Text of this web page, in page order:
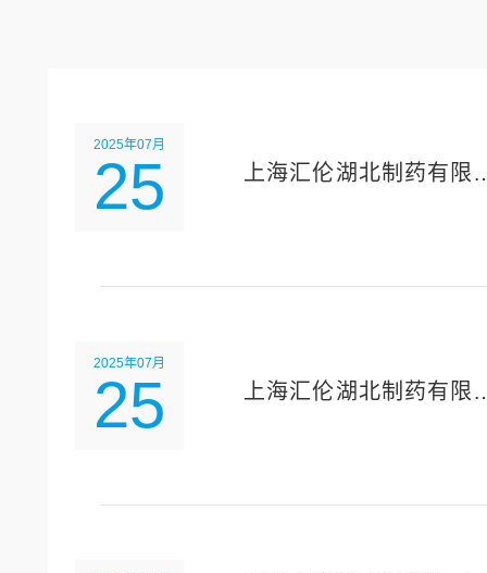
2025年07月
25
上海汇伦⁯湖北制药有限
2025年07月
25
上海汇伦⁯湖北制药有限